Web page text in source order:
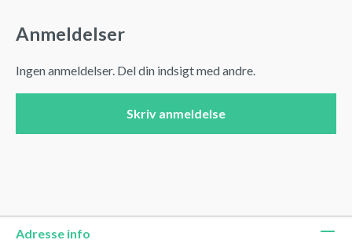
Anmeldelser
Ingen anmeldelser. Del din indsigt med andre.
Skriv anmeldelse
Adresse info